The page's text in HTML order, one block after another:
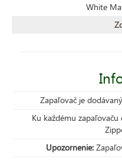
White
Zapaľovač je
Ku každému
Upozornenie: